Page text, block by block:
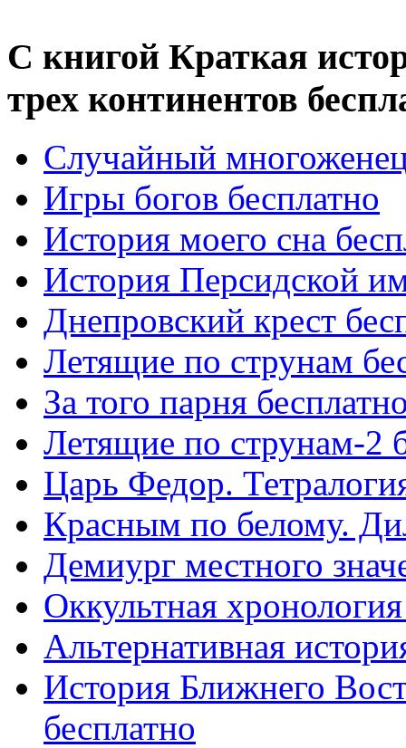
С книгой Краткая
трех континентов
Случайный
Игры богов бесплатно
История моего сна
История Персидской
Днепровский крест
Летящие по струнам
За того парня
Летящие по струнам-2
Царь Федор.
Красным по белому.
Демиург местного
Оккультная
Альтернативная
История Ближнего
бесплатно